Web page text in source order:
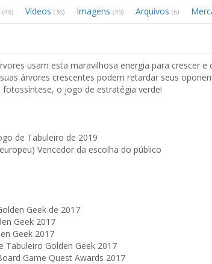
(48) Vídeos (36) Imagens (45) Arquivos (6)
usam esta maravilhosa energia para crescer e
árvores crescentes podem retardar seus
o jogo de estratégia verde!
de Tabuleiro de 2019
Vencedor da escolha do público
Geek de 2017
Geek 2017
Geek 2017
Tabuleiro Golden Geek 2017
Game Quest Awards 2017